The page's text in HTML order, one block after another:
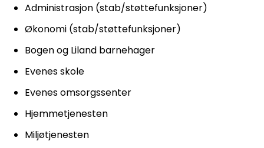
Administrasjon (stab/støttefunksjoner)
Økonomi (stab/støttefunksjoner)
Bogen og Liland barnehager
Evenes skole
Evenes omsorgssenter
Hjemmetjenesten
Miljøtjenesten